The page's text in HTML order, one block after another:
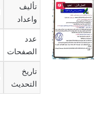
تأليف
واعداد
عدد
الصفحات
تاريخ
التحديث